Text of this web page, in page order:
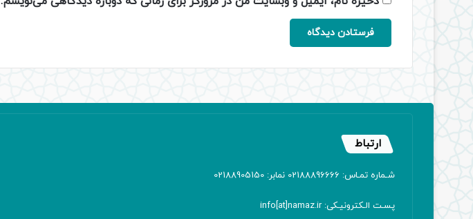
ارتباط
شـماره تمـاس: 02188896666 نمابر: 02188905150
پسـت الـکترونیـکی: info[at]namaz.ir